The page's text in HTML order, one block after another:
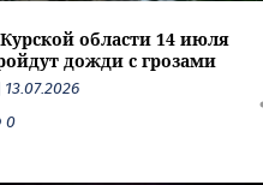
области 14 июля
дожди с грозами
13.07.2026
0